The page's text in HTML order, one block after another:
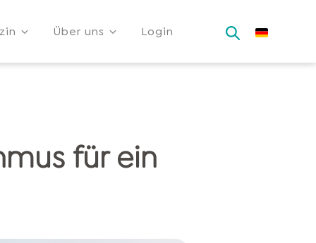
Über uns Login
für ein